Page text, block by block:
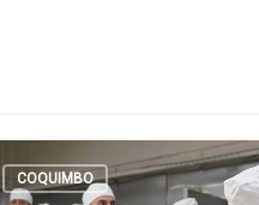
COQUIMBO